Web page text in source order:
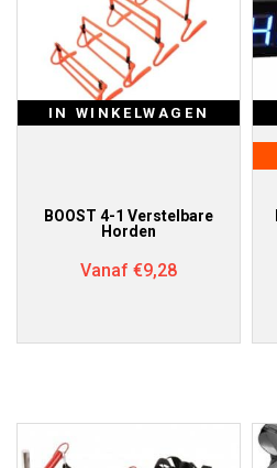
IN WINKELWAGEN
BOOST 4-1 Verstelbare
Horden
Vanaf €9,28